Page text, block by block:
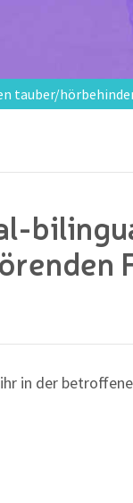
tauber/
in der